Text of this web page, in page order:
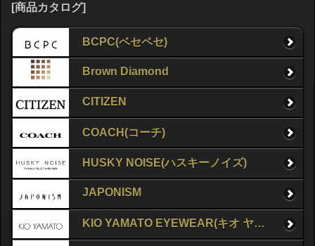
[商品カタログ]
BCPC(ベセペセ)
Brown Diamond
CITIZEN
COACH(コーチ)
HUSKY NOISE(ハスキーノイズ)
JAPONISM
KIO YAMATO EYEWEAR(キオ ヤマト アイウェア)